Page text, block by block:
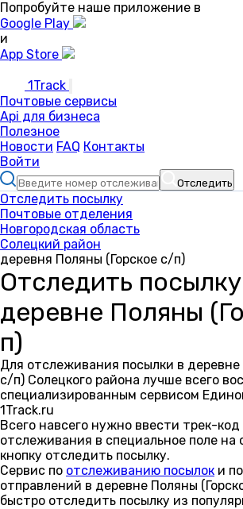
Попробуйте наше приложение в
Google Play
и
App Store
1Track
Почтовые сервисы
Api для бизнеса
Полезное
Новости FAQ Контакты
Войти
Отследить
Отследить посылку
Почтовые отделения
Новгородская область
Солецкий район
деревня Поляны (Горское с/п)
Отследить
деревне Поляны
п)
Для отслеживания посылки в деревне
с/п) Солецкого района лучше всего
специализированным сервисом
1Track.ru
Всего навсего нужно ввести трек-
отслеживания в специальное поле на
кнопку отследить посылку.
Сервис по отслеживанию посылок и
отправлений в деревне Поляны
быстро отследить посылку из